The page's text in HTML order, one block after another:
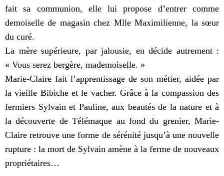
fait sa communion, elle lui propose d’entrer comme
demoiselle de magasin chez Mlle Maximilienne, la sœur
du curé.
La mère supérieure, par jalousie, en décide autrement :
« Vous serez bergère, mademoiselle. »
Marie-Claire fait l’apprentissage de son métier, aidée par
la vieille Bibiche et le vacher. Grâce à la compassion des
fermiers Sylvain et Pauline, aux beautés de la nature et à
la découverte de Télémaque au fond du grenier, Marie-
Claire retrouve une forme de sérénité jusqu’à une nouvelle
rupture : la mort de Sylvain amène à la ferme de nouveaux
propriétaires…